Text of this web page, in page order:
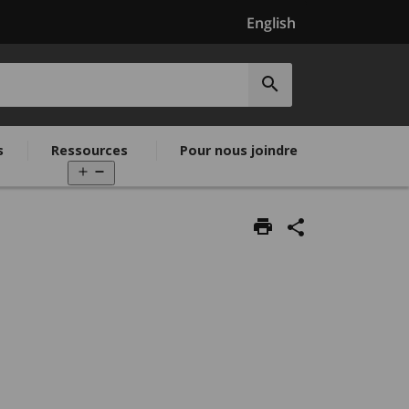
English
Soumettre
la
recherche
Ressources
menu
Pour nous joindre